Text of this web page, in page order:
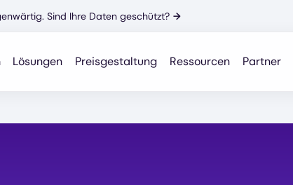
Sind Ihre Daten geschützt? →
Lösungen Preisgestaltung Ressourcen Partner